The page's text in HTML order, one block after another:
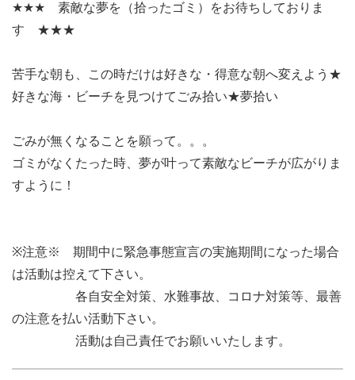
★★★ 素敵な夢を（拾ったゴミ）をお待ちしておりま
す ★★★
苦手な朝も、この時だけは好きな・得意な朝へ変えよう★
好きな海・ビーチを見つけてごみ拾い★夢拾い
ごみが無くなることを願って。。。
ゴミがなくたった時、夢が叶って素敵なビーチが広がりま
すように！
※注意※ 期間中に緊急事態宣言の実施期間になった場合
は活動は控えて下さい。
各自安全対策、水難事故、コロナ対策等、最善
の注意を払い活動下さい。
活動は自己責任でお願いいたします。